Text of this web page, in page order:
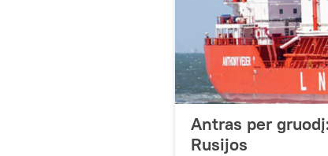
Antras per
Rusijos